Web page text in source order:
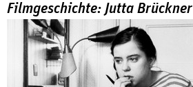
Filmgeschichte: Jutta Brückner